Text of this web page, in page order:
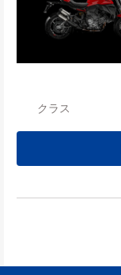
クラス